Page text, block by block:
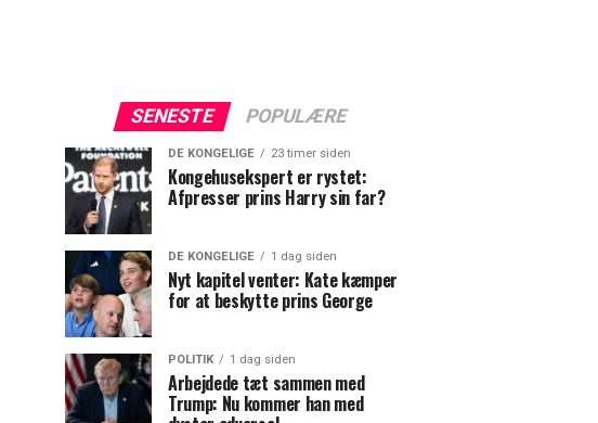
SENESTE POPULÆRE
DE KONGELIGE 23 timer siden
Kongehusekspert er rystet:
Afpresser prins Harry sin far?
DE KONGELIGE 1 dag siden
Nyt kapitel venter: Kate kæmper
for at beskytte prins George
POLITIK 1 dag siden
Arbejdede tæt sammen med
Trump: Nu kommer han med